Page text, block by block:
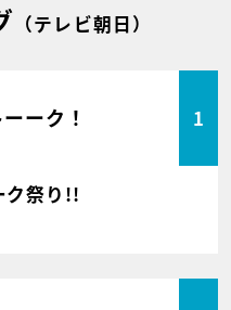
（テレビ朝日）
ーク！ 1
ク祭り!!